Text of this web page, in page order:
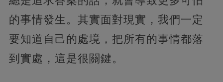
的事情發生。其實面對現實，我們一定
要知道自己的處境，把所有的事情都落
到實處，這是很關鍵。